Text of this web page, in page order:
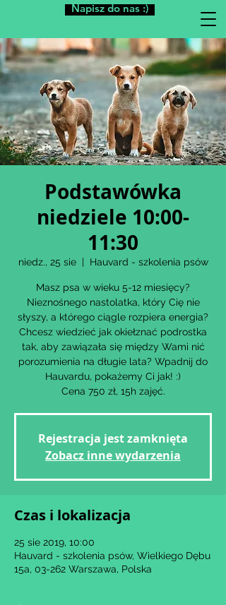
Napisz do nas :)
Podstawówka
niedziele 10:00-
11:30
niedz., 25 sie
  |
Hauvard - szkolenia psów
Masz psa w wieku 5-12 miesięcy?
Nieznośnego nastolatka, który Cię nie
słyszy, a którego ciągle rozpiera energia?
Chcesz wiedzieć jak okiełznać podrostka
tak, aby zawiązała się między Wami nić
porozumienia na długie lata? Wpadnij do
Hauvardu, pokażemy Ci jak! :)
Cena 750 zł, 15h zajęć.
Rejestracja jest zamknięta
Zobacz inne wydarzenia
Czas i lokalizacja
25 sie 2019, 10:00
Hauvard - szkolenia psów, Wielkiego Dębu
15a, 03-262 Warszawa, Polska